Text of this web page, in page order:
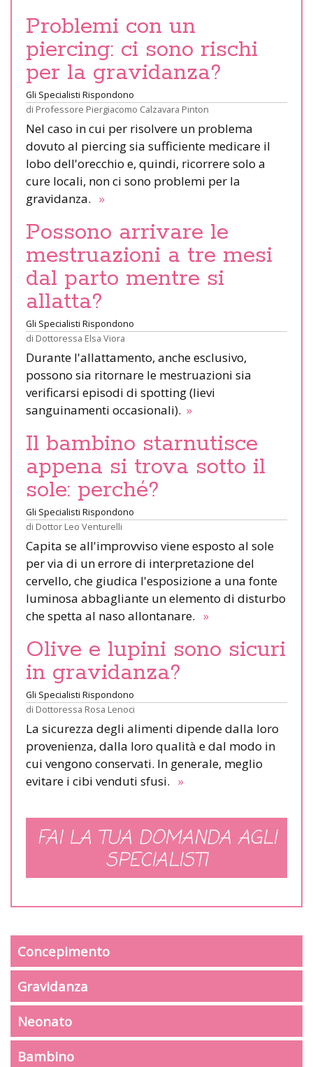
Problemi con un
piercing: ci sono rischi
per la gravidanza?
Gli Specialisti Rispondono
di Professore Piergiacomo Calzavara Pinton
Nel caso in cui per risolvere un problema
dovuto al piercing sia sufficiente medicare il
lobo dell'orecchio e, quindi, ricorrere solo a
cure locali, non ci sono problemi per la
gravidanza. »
Possono arrivare le
mestruazioni a tre mesi
dal parto mentre si
allatta?
Gli Specialisti Rispondono
di Dottoressa Elsa Viora
Durante l'allattamento, anche esclusivo,
possono sia ritornare le mestruazioni sia
verificarsi episodi di spotting (lievi
sanguinamenti occasionali). »
Il bambino starnutisce
appena si trova sotto il
sole: perché?
Gli Specialisti Rispondono
di Dottor Leo Venturelli
Capita se all'improvviso viene esposto al sole
per via di un errore di interpretazione del
cervello, che giudica l'esposizione a una fonte
luminosa abbagliante un elemento di disturbo
che spetta al naso allontanare. »
Olive e lupini sono sicuri
in gravidanza?
Gli Specialisti Rispondono
di Dottoressa Rosa Lenoci
La sicurezza degli alimenti dipende dalla loro
provenienza, dalla loro qualità e dal modo in
cui vengono conservati. In generale, meglio
evitare i cibi venduti sfusi. »
FAI LA TUA DOMANDA AGLI
SPECIALISTI
Concepimento
Gravidanza
Neonato
Bambino